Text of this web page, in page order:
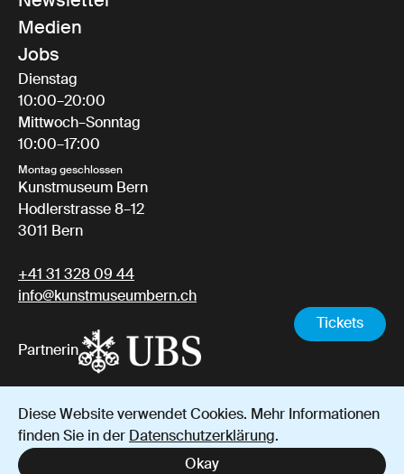
Tickets
Diese Website verwendet Cookies. Mehr Informationen
finden Sie in der Datenschutzerklärung.
Okay
Medien
Jobs
Dienstag
10:00–20:00
Mittwoch–Sonntag
10:00–17:00
Montag geschlossen
Kunstmuseum Bern
Hodlerstrasse 8–12
3011 Bern
+41 31 328 09 44
info@kunstmuseumbern.ch
Partnerin
Instagram
YouTube
Facebook